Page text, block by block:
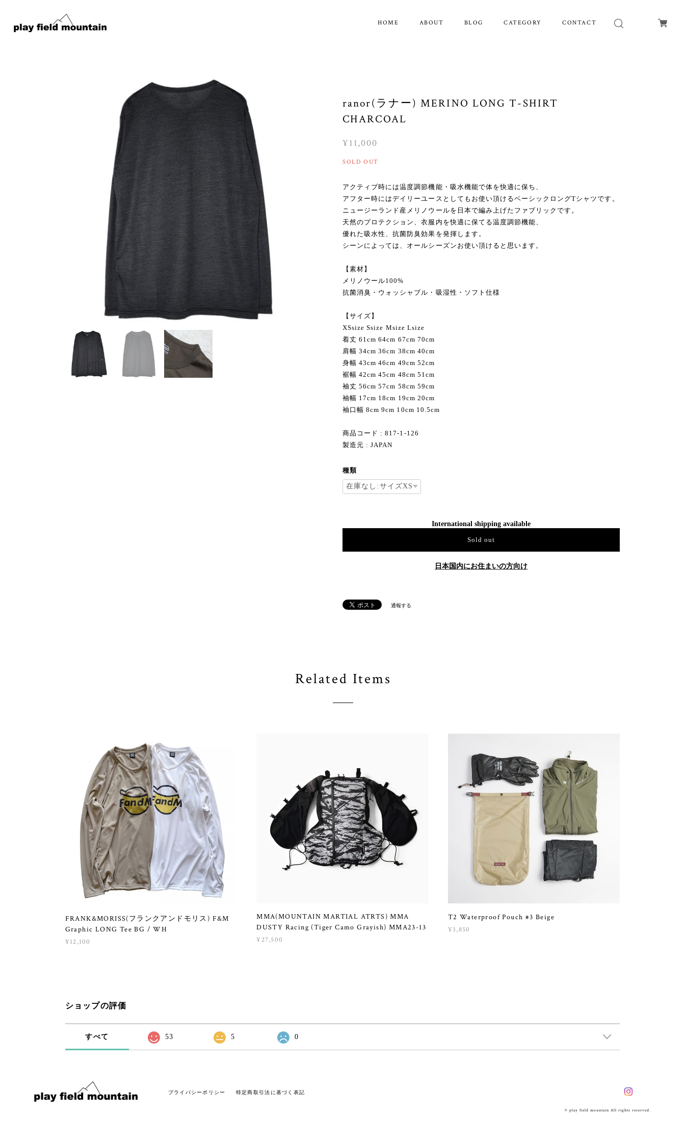
HOME ABOUT BLOG CATEGORY CONTACT
ranor(ラナー) MERINO LONG T-SHIRT
CHARCOAL
¥11,000
SOLD OUT
アクティブ時には温度調節機能・吸水機能で体を快適に保ち、
アフター時にはデイリーユースとしてもお使い頂けるベーシックロングTシャツです。
ニュージーランド産メリノウールを日本で編み上げたファブリックです。
天然のプロテクション、衣服内を快適に保てる温度調節機能、
優れた吸水性、抗菌防臭効果を発揮します。
シーンによっては、オールシーズンお使い頂けると思います。
【素材】
メリノウール100%
抗菌消臭・ウォッシャブル・吸湿性・ソフト仕様
【サイズ】
XSsize Ssize Мsize Lsize
着丈 61cm 64cm 67cm 70cm
肩幅 34cm 36cm 38cm 40cm
身幅 43cm 46cm 49cm 52cm
裾幅 42cm 45cm 48cm 51cm
袖丈 56cm 57cm 58cm 59cm
袖幅 17cm 18cm 19cm 20cm
袖口幅 8cm 9cm 10cm 10.5cm
商品コード : 817-1-126
製造元 : JAPAN
種類
International shipping available
Sold out
日本国内にお住まいの方向け
通報する
Related Items
FRANK&MORISS(フランクアンドモリス) F&M
Graphic LONG Tee BG / WH
¥12,100
MMA(MOUNTAIN MARTIAL ATRTS) MMA
DUSTY Racing (Tiger Camo Grayish) MMA23-13
¥27,500
T2 Waterproof Pouch #3 Beige
¥3,850
ショップの評価
すべて 53 5 0
プライバシーポリシー 特定商取引法に基づく表記
© play field mountain All rights reserved.